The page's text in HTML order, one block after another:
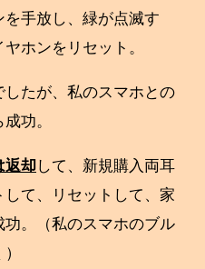
手放し、緑が点滅す
ホンをリセット。
たが、私のスマホとの
功。
返却して、新規購入両耳
て、リセットして、家
。（私のスマホのブル